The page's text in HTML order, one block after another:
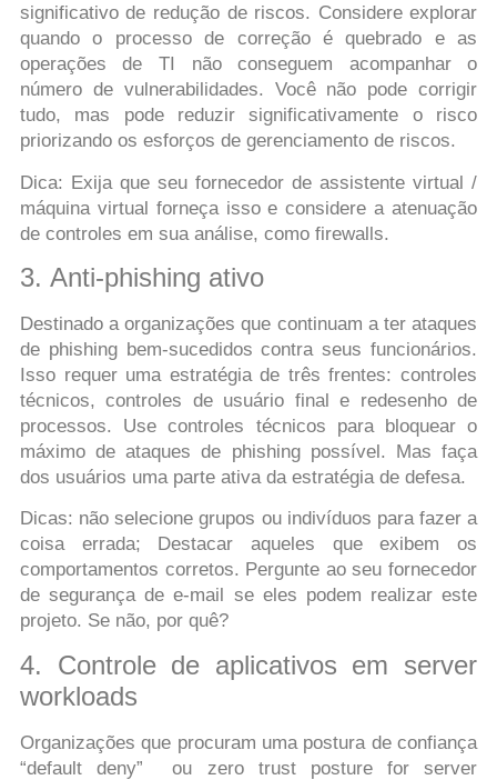
significativo de redução de riscos. Considere explorar
quando o processo de correção é quebrado e as
operações de TI não conseguem acompanhar o
número de vulnerabilidades. Você não pode corrigir
tudo, mas pode reduzir significativamente o risco
priorizando os esforços de gerenciamento de riscos.
Dica: Exija que seu fornecedor de assistente virtual /
máquina virtual forneça isso e considere a atenuação
de controles em sua análise, como firewalls.
3. Anti-phishing ativo
Destinado a organizações que continuam a ter ataques
de phishing bem-sucedidos contra seus funcionários.
Isso requer uma estratégia de três frentes: controles
técnicos, controles de usuário final e redesenho de
processos. Use controles técnicos para bloquear o
máximo de ataques de phishing possível. Mas faça
dos usuários uma parte ativa da estratégia de defesa.
Dicas: não selecione grupos ou indivíduos para fazer a
coisa errada; Destacar aqueles que exibem os
comportamentos corretos. Pergunte ao seu fornecedor
de segurança de e-mail se eles podem realizar este
projeto. Se não, por quê?
4. Controle de aplicativos em server
workloads
Organizações que procuram uma postura de confiança
“default deny” ou zero trust posture for server